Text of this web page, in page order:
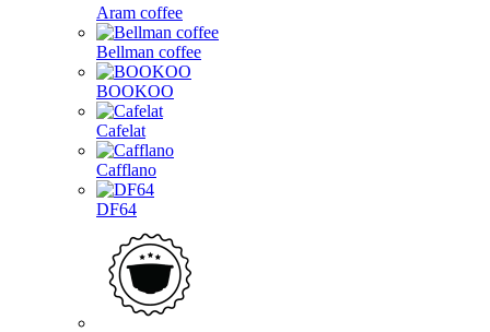
Aram coffee
Bellman coffee
BOOKOO
Cafelat
Cafflano
DF64